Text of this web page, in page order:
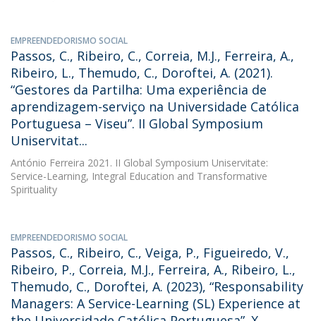
EMPREENDEDORISMO SOCIAL
Passos, C., Ribeiro, C., Correia, M.J., Ferreira, A.,
Ribeiro, L., Themudo, C., Doroftei, A. (2021).
“Gestores da Partilha: Uma experiência de
aprendizagem-serviço na Universidade Católica
Portuguesa – Viseu”. II Global Symposium
Uniservitat...
António Ferreira 2021. II Global Symposium Uniservitate:
Service-Learning, Integral Education and Transformative
Spirituality
EMPREENDEDORISMO SOCIAL
Passos, C., Ribeiro, C., Veiga, P., Figueiredo, V.,
Ribeiro, P., Correia, M.J., Ferreira, A., Ribeiro, L.,
Themudo, C., Doroftei, A. (2023), “Responsability
Managers: A Service-Learning (SL) Experience at